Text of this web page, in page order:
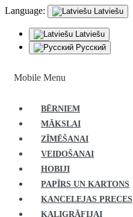
Language: Latviešu
Latviešu
Русский
Mobile Menu
BĒRNIEM
MĀKSLAI
ZĪMĒŠANAI
VEIDOŠANAI
HOBIJI
PAPĪRS UN KARTONS
KANCELEJAS PRECES
KALIGRĀFIJAI